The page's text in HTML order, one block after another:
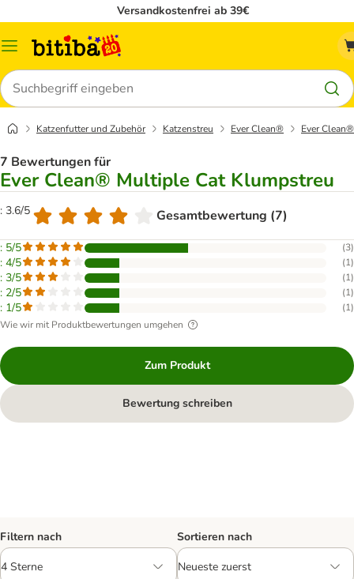
Versandkostenfrei ab 39€
Menü
Suchen
Katzenfutter und Zubehör Katzenstreu Ever Clean® Ever
7 Bewertungen für
Ever Clean® Multiple Cat Klumpstreu
: 3.6/5 Gesamtbewertung (7)
: 5/5 (3)
: 4/5 (1)
: 3/5 (1)
: 2/5 (1)
: 1/5 (1)
Wie wir mit Produktbewertungen umgehen
Zum Produkt
Bewertung schreiben
Filtern nach Sortieren nach